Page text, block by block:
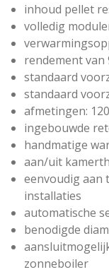
inhoud pellet
volledig
rendement van
standaard
standaard
afmetingen:
ingebouwde
handmatige
aan/uit
eenvoudig aan
installaties
automatische
benodigde
zonneboiler